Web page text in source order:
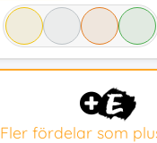
Fler fördelar som